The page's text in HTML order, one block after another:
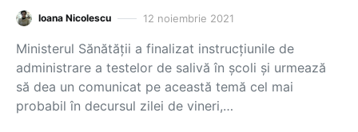
Ioana Nicolescu 12 noiembrie 2021
Ministerul Sănătății a finalizat instrucțiunile de
administrare a testelor de salivă în școli și urmează
să dea un comunicat pe această temă cel mai
probabil în decursul zilei de vineri,…